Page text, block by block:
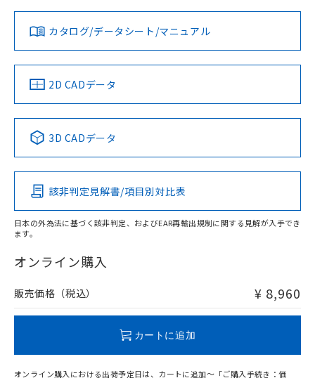
タイムチャート
上、n: 12mm以上
検出領域
ダウンロードデータをご利用いただく前に、以下を必ずお読
みください。
ソフトウェアの使用条件
対応済み
中国 RoHS 注意事項・凡例
Pb Hg Cd Cr(VI)
O
在庫等で未対応品が混在する可能性があります。
問い合わせください。
LR型式承認
（イギリス
船舶規格）
DNV型式承認
（ノルウェー
BV型式承認
（フランス
KR型式
（韓国
No No No No
この製品の規格認証/適合状況ページへ
その他の認証はこちらのページからご検索ください
カタログ/データシート/マニュアル
2D CADデータ
3D CADデータ
該非判定見解書/項目別対比表
日本の外為法に基づく該非判定、およびEAR再輸出規制に関する見解が入手でき
ます。
オンライン購入
販売価格（税込） ¥ 8,960
カートに追加
オンライン購入における出荷予定日は、カートに追加～「ご購入手続き：価